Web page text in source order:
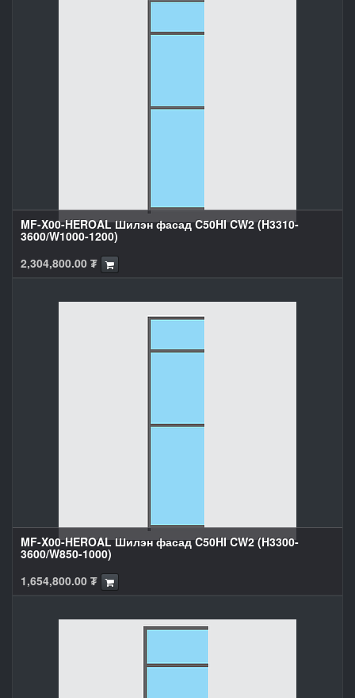
MF-X00-HEROAL Шилэн фасад C50HI CW2 (H3310-
3600/W1000-1200)
2,304,800.00 ₮
MF-X00-HEROAL Шилэн фасад C50HI CW2 (H3300-
3600/W850-1000)
1,654,800.00 ₮